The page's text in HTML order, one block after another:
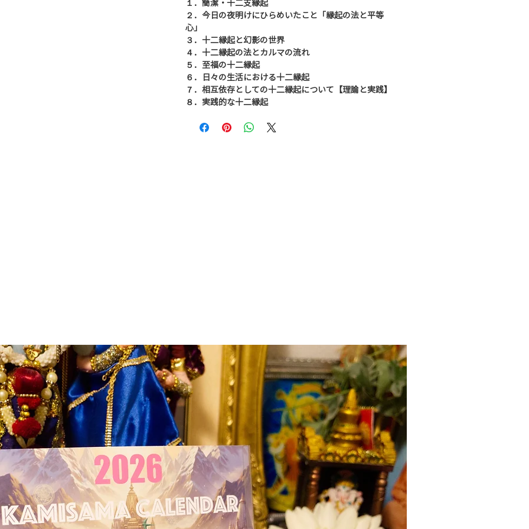
１．簡潔・十二支縁起
２．今日の夜明けにひらめいたこと「縁起の法と平等
心」
３．十二縁起と幻影の世界
４．十二縁起の法とカルマの流れ
５．至福の十二縁起
６．日々の生活における十二縁起
７．相互依存としての十二縁起について【理論と実践】
８．実践的な十二縁起